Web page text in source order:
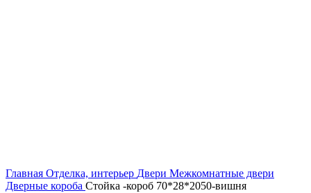
Главная Отделка, интерьер Двери Межкомнатные двери
Дверные короба Стойка -короб 70*28*2050-вишня